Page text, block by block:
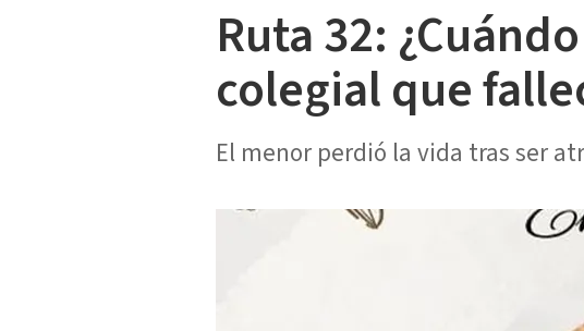
Ruta 32:
colegial que
El menor perdió la vida tras ser